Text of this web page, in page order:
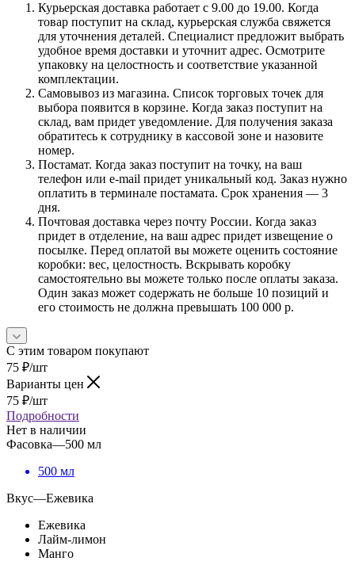
Курьерская доставка работает с 9.00 до 19.00. Когда
товар поступит на склад, курьерская служба свяжется
для уточнения деталей. Специалист предложит выбрать
удобное время доставки и уточнит адрес. Осмотрите
упаковку на целостность и соответствие указанной
комплектации.
Самовывоз из магазина. Список торговых точек для
выбора появится в корзине. Когда заказ поступит на
склад, вам придет уведомление. Для получения заказа
обратитесь к сотруднику в кассовой зоне и назовите
номер.
Постамат. Когда заказ поступит на точку, на ваш
телефон или e-mail придет уникальный код. Заказ нужно
оплатить в терминале постамата. Срок хранения — 3
дня.
Почтовая доставка через почту России. Когда заказ
придет в отделение, на ваш адрес придет извещение о
посылке. Перед оплатой вы можете оценить состояние
коробки: вес, целостность. Вскрывать коробку
самостоятельно вы можете только после оплаты заказа.
Один заказ может содержать не больше 10 позиций и
его стоимость не должна превышать 100 000 р.
С этим товаром покупают
75 ₽/шт
Варианты цен
75 ₽/шт
Подробности
Нет в наличии
Фасовка—500 мл
500 мл
Вкус—Ежевика
Ежевика
Лайм-лимон
Манго